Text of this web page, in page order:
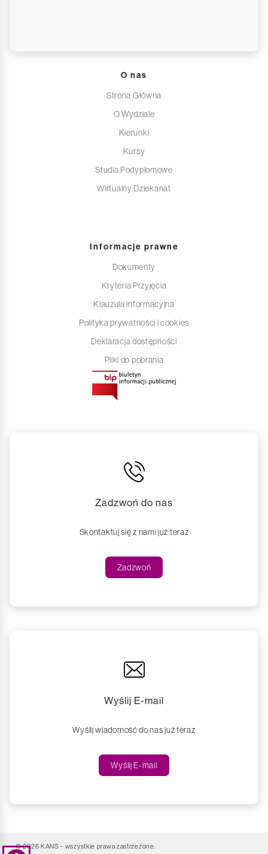
O nas
Strona Główna
O Wydziale
Kierunki
Kursy
Studia Podyplomowe
Wirtualny Dziekanat
Informacje prawne
Dokumenty
Kryteria Przyjęcia
Klauzula informacyjna
Polityka prywatności i cookies
Deklaracja dostępności
Pliki do pobrania
Zadzwoń do nas
Skontaktuj się z nami już teraz
Zadzwoń
Wyślij E-mail
Wyślij wiadomość do nas już teraz
Wyślij E-mail
© 2026 KANS - wszystkie prawa zastrzeżone.